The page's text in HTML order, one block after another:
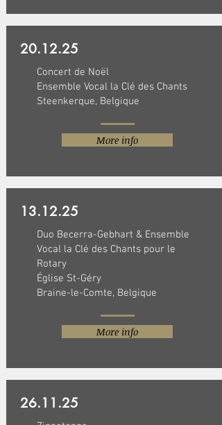
20.12.25
Concert de Noël
Ensemble Vocal la Clé des Chants
Steenkerque, Belgique
More info
13.12.25
Duo Becerra-Gebhart & Ensemble
Vocal la Clé des Chants pour le
Rotary
Église St-Géry
Braine-le-Comte, Belgique
More info
26.11.25